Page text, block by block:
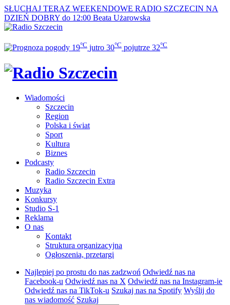
SŁUCHAJ TERAZ WEEKENDOWE RADIO SZCZECIN NA
DZIEŃ DOBRY do 12:00 Beata Użarowska
19°C jutro 30°C pojutrze 32°C
Wiadomości
Szczecin
Region
Polska i świat
Sport
Kultura
Biznes
Podcasty
Radio Szczecin
Radio Szczecin Extra
Muzyka
Konkursy
Studio S-1
Reklama
O nas
Kontakt
Struktura organizacyjna
Ogłoszenia, przetargi
Najlepiej po prostu do nas zadzwoń Odwiedź nas na
Facebook-u Odwiedź nas na X Odwiedź nas na Instagram-ie
Odwiedź nas na TikTok-u Szukaj nas na Spotify Wyślij do
nas wiadomość Szukaj